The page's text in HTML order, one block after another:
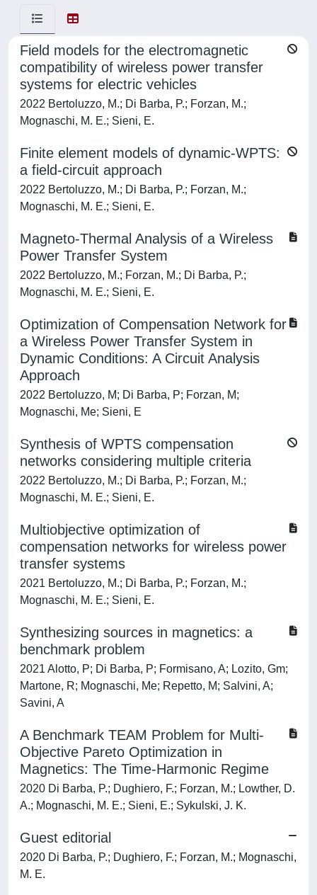
Field models for the electromagnetic
compatibility of wireless power transfer
systems for electric vehicles
2022 Bertoluzzo, M.; Di Barba, P.; Forzan, M.;
Mognaschi, M. E.; Sieni, E.
Finite element models of dynamic-WPTS:
a field-circuit approach
2022 Bertoluzzo, M.; Di Barba, P.; Forzan, M.;
Mognaschi, M. E.; Sieni, E.
Magneto-Thermal Analysis of a Wireless
Power Transfer System
2022 Bertoluzzo, M.; Forzan, M.; Di Barba, P.;
Mognaschi, M. E.; Sieni, E.
Optimization of Compensation Network for
a Wireless Power Transfer System in
Dynamic Conditions: A Circuit Analysis
Approach
2022 Bertoluzzo, M; Di Barba, P; Forzan, M;
Mognaschi, Me; Sieni, E
Synthesis of WPTS compensation
networks considering multiple criteria
2022 Bertoluzzo, M.; Di Barba, P.; Forzan, M.;
Mognaschi, M. E.; Sieni, E.
Multiobjective optimization of
compensation networks for wireless power
transfer systems
2021 Bertoluzzo, M.; Di Barba, P.; Forzan, M.;
Mognaschi, M. E.; Sieni, E.
Synthesizing sources in magnetics: a
benchmark problem
2021 Alotto, P; Di Barba, P; Formisano, A; Lozito, Gm;
Martone, R; Mognaschi, Me; Repetto, M; Salvini, A;
Savini, A
A Benchmark TEAM Problem for Multi-
Objective Pareto Optimization in
Magnetics: The Time-Harmonic Regime
2020 Di Barba, P.; Dughiero, F.; Forzan, M.; Lowther, D.
A.; Mognaschi, M. E.; Sieni, E.; Sykulski, J. K.
Guest editorial
2020 Di Barba, P.; Dughiero, F.; Forzan, M.; Mognaschi,
M. E.